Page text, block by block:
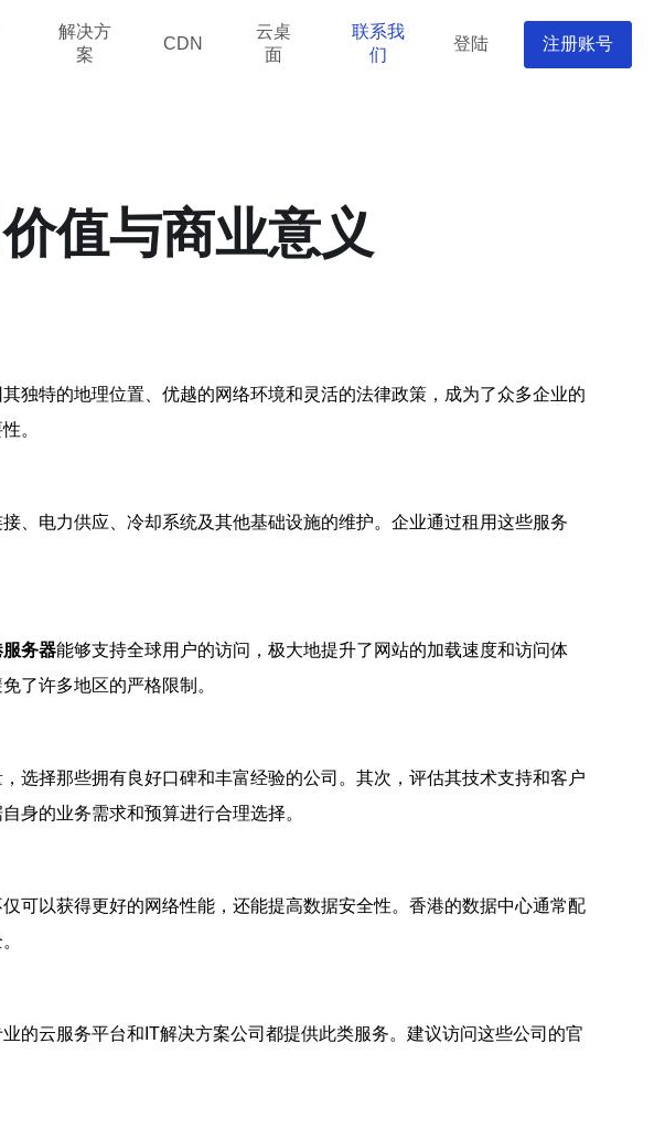
解决方
案
CDN
云桌
面
联系我
们
登陆 注册账号
值与商业意义
其独特的地理位置、优越的网络环境和灵活的法律政策，成为了众多企业的
。
、电力供应、冷却系统及其他基础设施的维护。企业通过租用这些服务
务器能够支持全球用户的访问，极大地提升了网站的加载速度和访问体
了许多地区的严格限制。
选择那些拥有良好口碑和丰富经验的公司。其次，评估其技术支持和客户
身的业务需求和预算进行合理选择。
仅可以获得更好的网络性能，还能提高数据安全性。香港的数据中心通常配
的云服务平台和IT解决方案公司都提供此类服务。建议访问这些公司的官